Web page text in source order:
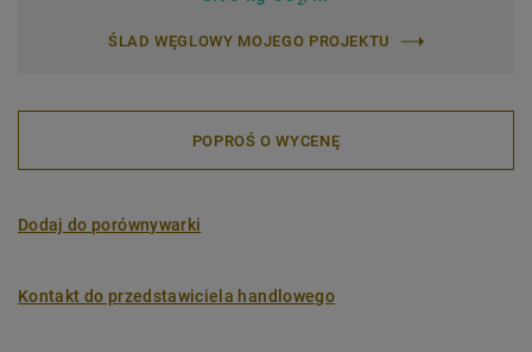
ŚLAD WĘGLOWY MOJEGO PROJEKTU
POPROŚ O WYCENĘ
Dodaj do porównywarki
Kontakt do przedstawiciela handlowego